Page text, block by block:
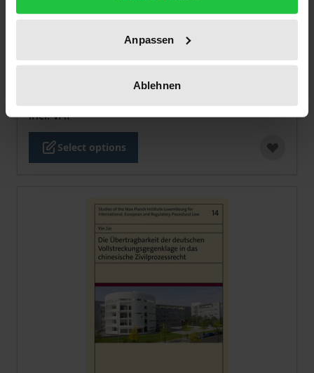
Anpassen
Ablehnen
Deutsche Unternehmen und die US-
The price depends on the options chosen on the
incl. VAT
Select options